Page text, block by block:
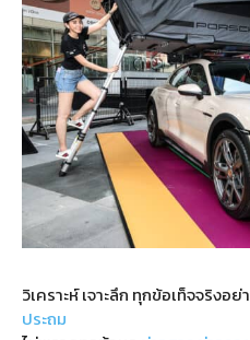
วิเคราะห์ เจาะลึก ทุกข้อเท็จจริงอ
ประถม